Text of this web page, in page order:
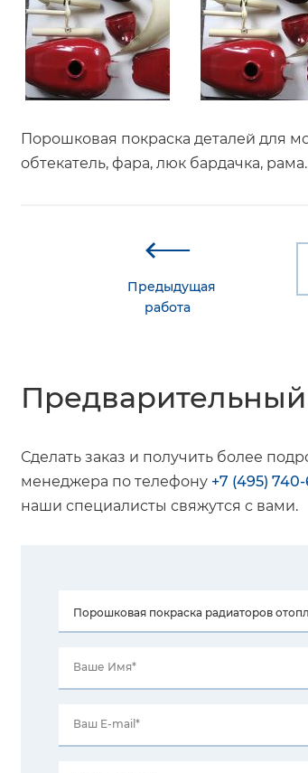
Порошковая покраска деталей для
обтекатель, фара, люк бардачка, рама.
Предыдущая
работа
Предварительный
Сделать заказ и получить более
менеджера по телефону +7 (495) 740-
наши специалисты свяжутся с вами.
Ваше Имя*
Ваш E-mail*